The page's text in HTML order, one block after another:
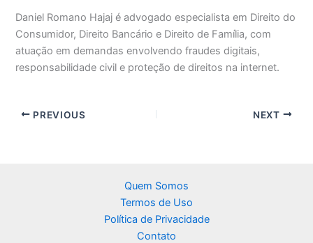
Daniel Romano Hajaj é advogado especialista em Direito do
Consumidor, Direito Bancário e Direito de Família, com
atuação em demandas envolvendo fraudes digitais,
responsabilidade civil e proteção de direitos na internet.
PREVIOUS NEXT
Quem Somos
Termos de Uso
Política de Privacidade
Contato